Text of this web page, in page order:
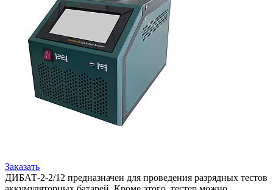
Заказать
ДИБАТ-2-2/12 предназначен для проведения разрядных тестов